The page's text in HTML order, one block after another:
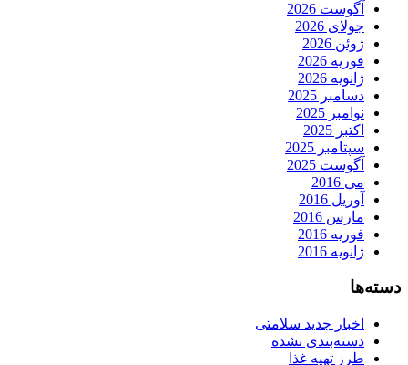
آگوست 2026
جولای 2026
ژوئن 2026
فوریه 2026
ژانویه 2026
دسامبر 2025
نوامبر 2025
اکتبر 2025
سپتامبر 2025
آگوست 2025
می 2016
آوریل 2016
مارس 2016
فوریه 2016
ژانویه 2016
دسته‌ها
اخبار جدید سلامتی
دسته‌بندی نشده
طرز تهیه غذا